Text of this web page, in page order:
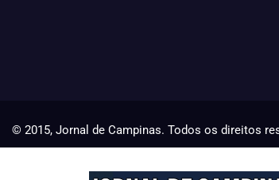
© 2015, Jornal de Campinas. Todos os direitos